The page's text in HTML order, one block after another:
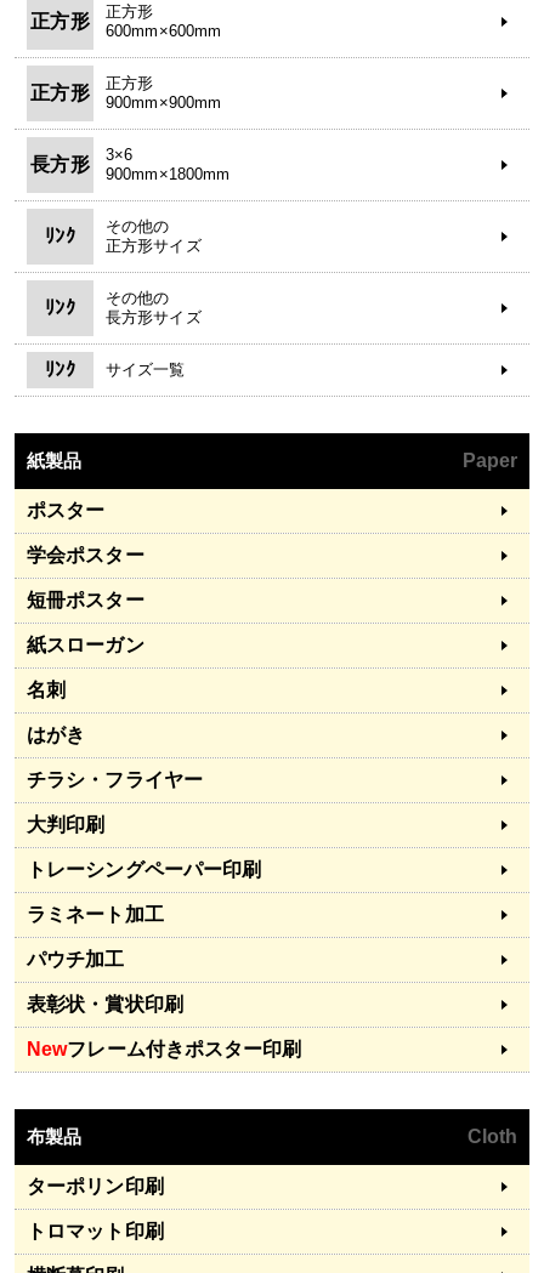
正方形
正方形
600mm×600mm
正方形
正方形
900mm×900mm
長方形
3×6
900mm×1800mm
ﾘﾝｸ
その他の
正方形サイズ
ﾘﾝｸ
その他の
長方形サイズ
ﾘﾝｸ サイズ一覧
紙製品 Paper
ポスター
学会ポスター
短冊ポスター
紙スローガン
名刺
はがき
チラシ・フライヤー
大判印刷
トレーシングペーパー印刷
ラミネート加工
パウチ加工
表彰状・賞状印刷
Newフレーム付きポスター印刷
布製品 Cloth
ターポリン印刷
トロマット印刷